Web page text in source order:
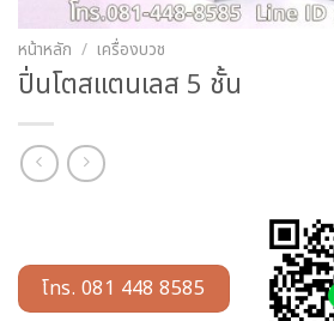
หน้าหลัก / เครื่องบวช
ปิ่นโตสแตนเลส 5 ชั้น
โทร. 081 448 8585